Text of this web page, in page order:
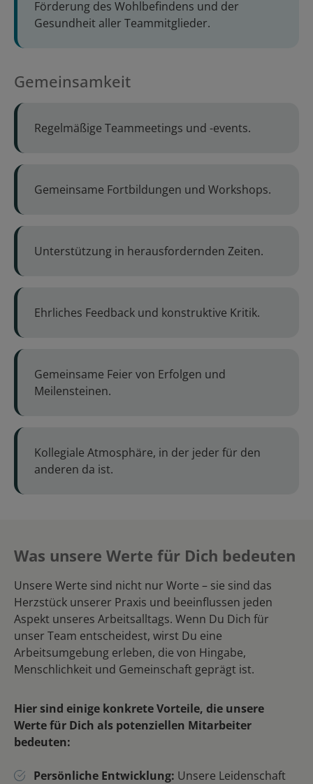
Förderung des Wohlbefindens und der
Gesundheit aller Teammitglieder.
Gemeinsamkeit
Regelmäßige Teammeetings und -events.
Gemeinsame Fortbildungen und Workshops.
Unterstützung in herausfordernden Zeiten.
Ehrliches Feedback und konstruktive Kritik.
Gemeinsame Feier von Erfolgen und
Meilensteinen.
Kollegiale Atmosphäre, in der jeder für den
anderen da ist.
Was unsere Werte für Dich bedeuten
Unsere Werte sind nicht nur Worte – sie sind das
Herzstück unserer Praxis und beeinflussen jeden
Aspekt unseres Arbeitsalltags. Wenn Du Dich für
unser Team entscheidest, wirst Du eine
Arbeitsumgebung erleben, die von Hingabe,
Menschlichkeit und Gemeinschaft geprägt ist.
Hier sind einige konkrete Vorteile, die unsere
Werte für Dich als potenziellen Mitarbeiter
bedeuten:
Persönliche Entwicklung: Unsere Leidenschaft